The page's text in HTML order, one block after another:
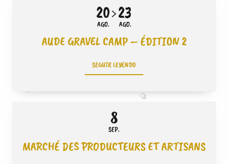
20
AGO.
23
AGO.
AUDE GRAVEL CAMP – ÉDITION 2
SEGUIR LEYENDO
8
SEP.
MARCHÉ DES PRODUCTEURS ET ARTISANS